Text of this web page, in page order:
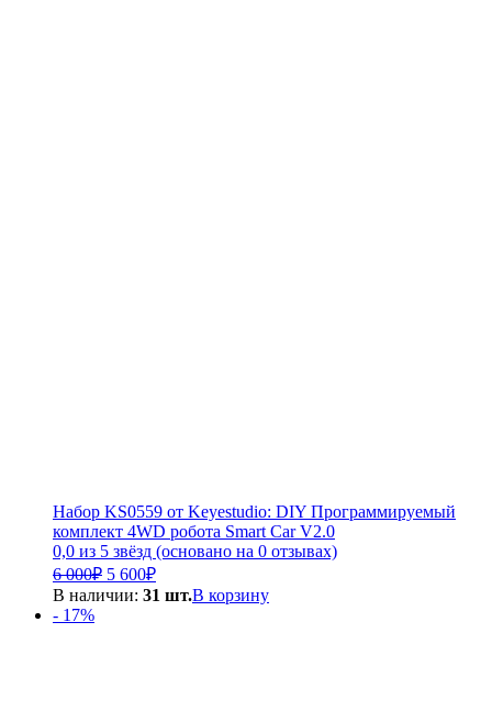
Набор KS0559 от Keyestudio: DIY Программируемый
комплект 4WD робота Smart Car V2.0
0,0 из 5 звёзд (основано на 0 отзывах)
6 000₽ Первоначальная
цена
5 600₽Текущая
цена:
В наличии: 31 шт.В корзину
- 17%